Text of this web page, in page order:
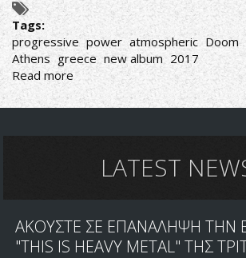
Tags:
progressive power atmospheric Doom
Athens greece new album 2017
Read moreabout
DISHARMONY
..ABYSS
LATEST
ΑΚΟΥΣΤΕ ΣΕ ΕΠΑΝΑΛΗΨΗ
"THIS IS HEAVY METAL" ΤΗΣ